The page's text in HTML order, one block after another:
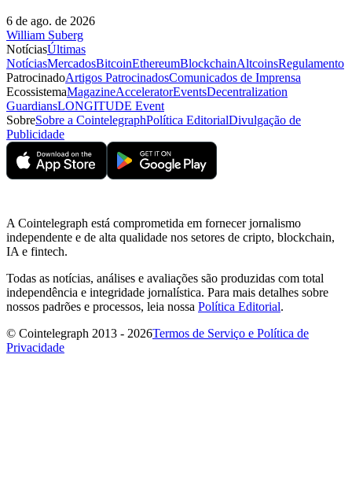
6 de ago. de 2026
William Suberg
NotíciasÚltimas
NotíciasMercadosBitcoinEthereumBlockchainAltcoinsRegulamento
PatrocinadoArtigos PatrocinadosComunicados de Imprensa
EcossistemaMagazineAcceleratorEventsDecentralization
GuardiansLONGITUDE Event
SobreSobre a CointelegraphPolítica EditorialDivulgação de
Publicidade
A Cointelegraph está comprometida em fornecer jornalismo
independente e de alta qualidade nos setores de cripto, blockchain,
IA e fintech.
Todas as notícias, análises e avaliações são produzidas com total
independência e integridade jornalística. Para mais detalhes sobre
nossos padrões e processos, leia nossa Política Editorial.
© Cointelegraph 2013 - 2026Termos de Serviço e Política de
Privacidade